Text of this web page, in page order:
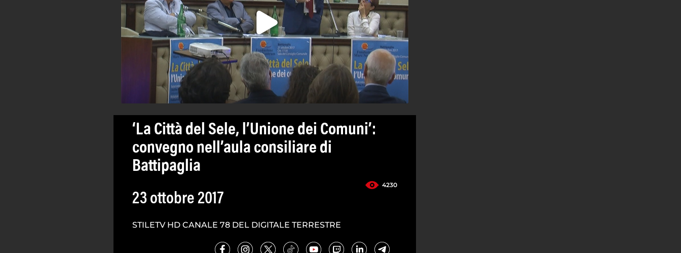
‘La Città del Sele, l’Unione dei Comuni’:
convegno nell’aula consiliare di
Battipaglia
4230
23 ottobre 2017
STILETV HD CANALE 78 DEL DIGITALE TERRESTRE